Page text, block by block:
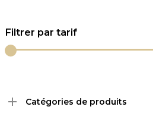
Filtrer par tarif
Catégories de produits